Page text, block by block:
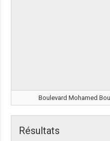
Boulevard Mohamed
Résultats